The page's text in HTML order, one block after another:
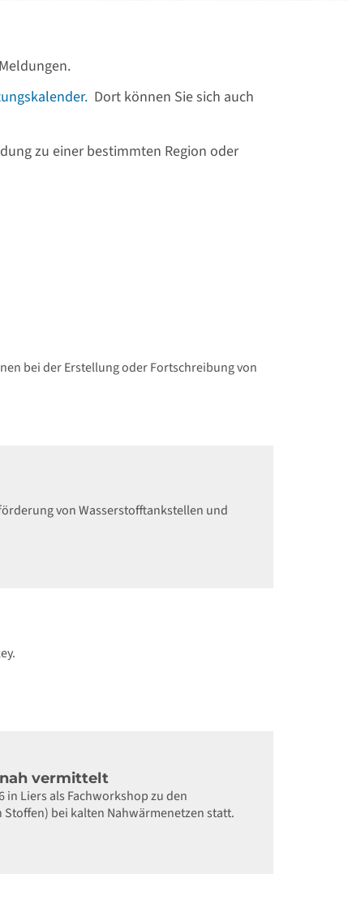
Dort können Sie sich auch
zu einer bestimmten Region oder
bei der Erstellung oder Fortschreibung von
von Wasserstofftankstellen und
vermittelt
in Liers als Fachworkshop zu den
bei kalten Nahwärmenetzen statt.